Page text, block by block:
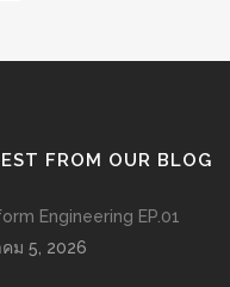
FROM OUR BLOG
Engineering EP.01
ม 5, 2026